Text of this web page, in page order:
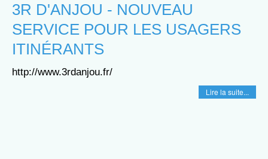
3R D'ANJOU - NOUVEAU
SERVICE POUR LES USAGERS
ITINÉRANTS
http://www.3rdanjou.fr/
Lire la suite...